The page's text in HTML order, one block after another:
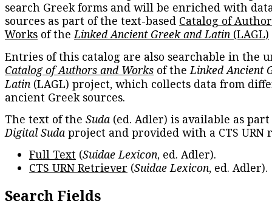
search Greek forms and will be enriched with
sources as part of the text-based Catalog of
Works of theLinked Ancient Greek and Latin (LAGL)
Entries of this catalog are also searchable in the
Catalog of Authors and Works of theLinked Ancient
Latin (LAGL) project, which collects data from
ancient Greek sources.
The text of the Suda (ed. Adler) is available as
Digital Suda project and provided with a CTS URN
Full Text (Suidae Lexicon, ed. Adler).
CTS URN Retriever (Suidae Lexicon, ed. Adler).
Search Fields